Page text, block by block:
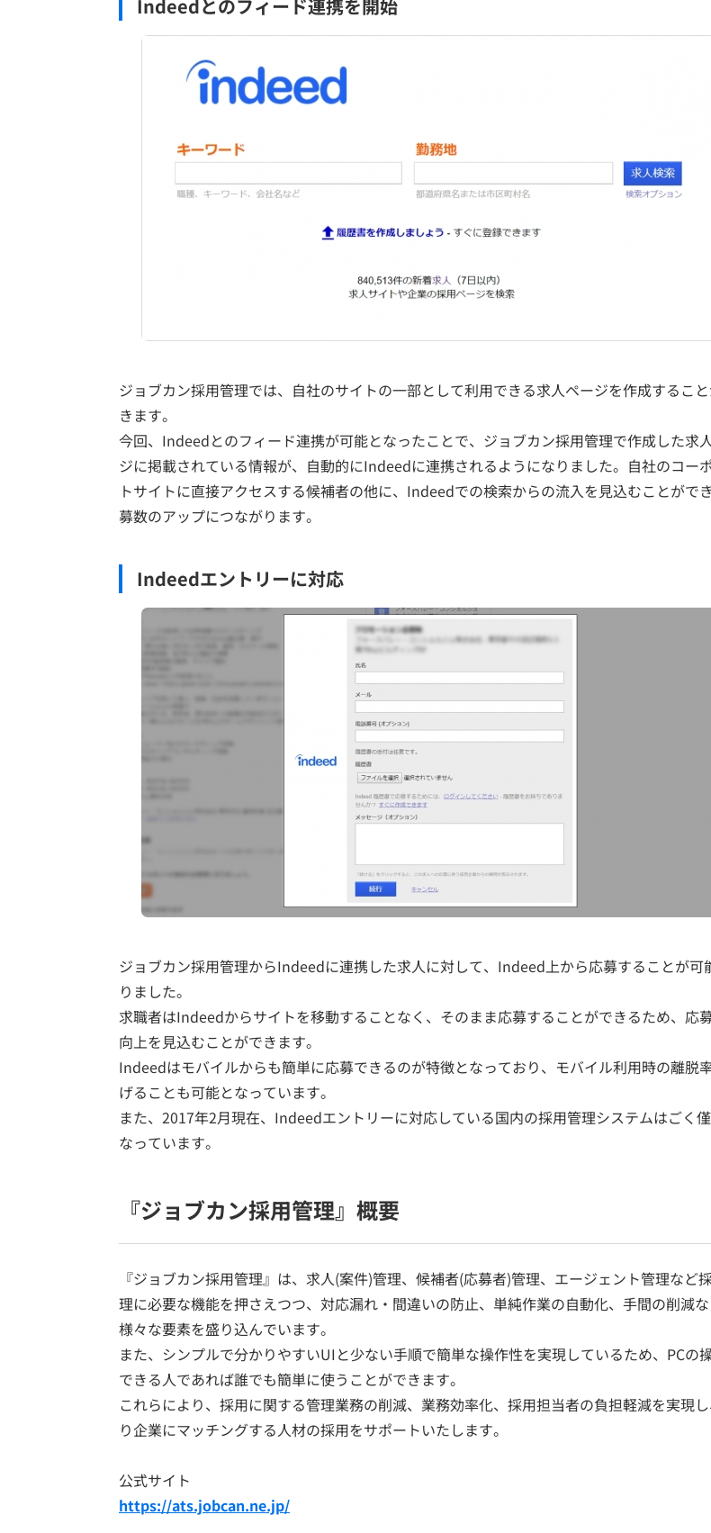
Indeedとのフィード連携を開始
ジョブカン採用管理では、自社のサイトの一部として利用できる求人ページを作成するこ
きます。
今回、Indeedとのフィード連携が可能となったことで、ジョブカン採用管理で作成した求
ジに掲載されている情報が、自動的にIndeedに連携されるようになりました。自社のコー
トサイトに直接アクセスする候補者の他に、Indeedでの検索からの流入を見込むことがで
募数のアップにつながります。
Indeedエントリーに対応
ジョブカン採用管理からIndeedに連携した求人に対して、Indeed上から応募することが可
りました。
求職者はIndeedからサイトを移動することなく、そのまま応募することができるため、応
向上を見込むことができます。
Indeedはモバイルからも簡単に応募できるのが特徴となっており、モバイル利用時の離脱
げることも可能となっています。
また、2017年2月現在、Indeedエントリーに対応している国内の採用管理システムはごく
なっています。
『ジョブカン採用管理』概要
『ジョブカン採用管理』は、求人(案件)管理、候補者(応募者)管理、エージェント管理など
理に必要な機能を押さえつつ、対応漏れ・間違いの防止、単純作業の自動化、手間の削減
様々な要素を盛り込んでいます。
また、シンプルで分かりやすいUIと少ない手順で簡単な操作性を実現しているため、PCの
できる人であれば誰でも簡単に使うことができます。
これらにより、採用に関する管理業務の削減、業務効率化、採用担当者の負担軽減を実現
り企業にマッチングする人材の採用をサポートいたします。
公式サイト
https://ats.jobcan.ne.jp/